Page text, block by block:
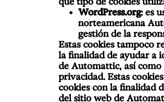
WordPress.org: es
norteamericana
gestión de la
Estas cookies tampoco
la finalidad de ayudar a
de Automattic, así como
privacidad. Estas
cookies con la finalidad
del sitio web de